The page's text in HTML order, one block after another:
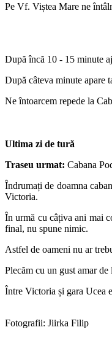
Pe Vf. Viștea Mare ne
După încă 10 - 15 minute
După câteva minute apare
Ne întoarcem repede la
Ultima zi de tură
Traseu urmat: Cabana
Îndrumați de doamna
Victoria.
În urmă cu câțiva ani mai
final, nu spune nimic.
Astfel de oameni nu ar
Plecăm cu un gust amar
Între Victoria și gara Ucea
Fotografii: Jiirka Filip